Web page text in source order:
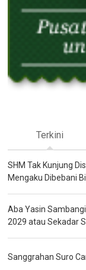
Terkini
SHM Tak Kunjung
Mengaku Dibebani
Aba Yasin
2029 atau Sekadar
Sanggrahan Suro